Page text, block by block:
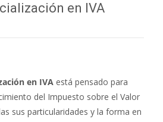
en IVA
en IVA está pensado para
del Impuesto sobre el Valor
sus particularidades y la forma en